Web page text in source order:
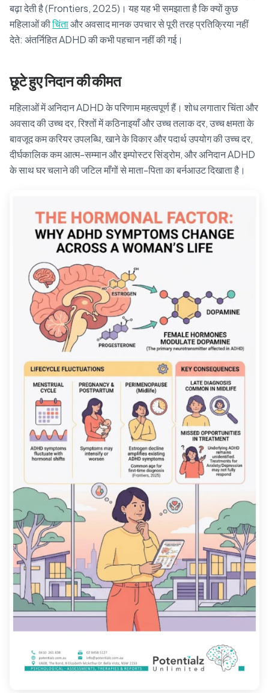
बढ़ा देती है (Frontiers, 2025)। यह यह भी समझाता है कि क्यों कुछ
महिलाओं कीचिंताऔर अवसाद मानक उपचार से पूरी तरह प्रतिक्रिया नहीं
देते: अंतर्निहित ADHD की कभी पहचान नहीं की गई।
छूटे हुए निदान की कीमत
महिलाओं में अनिदान ADHD के परिणाम महत्वपूर्ण हैं। शोध लगातार चिंता और
अवसाद की उच्च दर, रिश्तों में कठिनाइयाँ और उच्च तलाक दर, उच्च क्षमता के
बावजूद कम करियर उपलब्धि, खाने के विकार और पदार्थ उपयोग की उच्च दर,
दीर्घकालिक कम आत्म-सम्मान और इम्पोस्टर सिंड्रोम, और अनिदान ADHD
के साथ घर चलाने की जटिल माँगों से माता-पिता का बर्नआउट दिखाता है।